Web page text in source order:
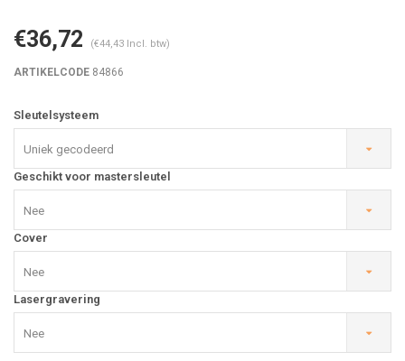
€36,72 (€44,43 Incl. btw)
ARTIKELCODE 84866
Sleutelsysteem
Uniek gecodeerd
Geschikt voor mastersleutel
Nee
Cover
Nee
Lasergravering
Nee